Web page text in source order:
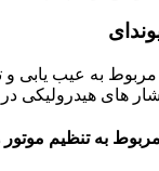
مربوط به عیب یابی
های هیدرولیکی
به تنظیم موتور